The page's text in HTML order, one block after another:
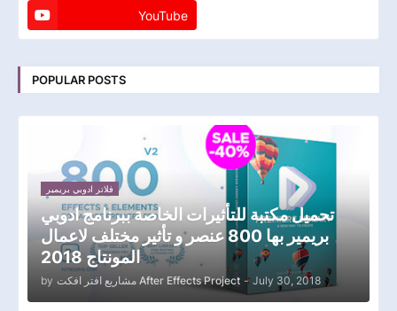
YouTube
POPULAR POSTS
فلاتر ادوبي بريمير
تحميل مكتبة للتأثيرات الخاصة ببرنامج ادوبي
بريمير بها 800 عنصر و تأثير مختلف لاعمال
المونتاج 2018
by مشاريع افتر افكت After Effects Project - July 30, 2018